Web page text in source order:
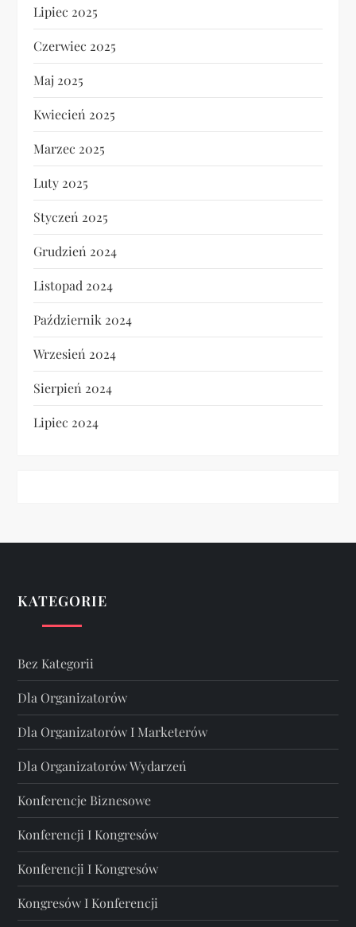
Lipiec 2025
Czerwiec 2025
Maj 2025
Kwiecień 2025
Marzec 2025
Luty 2025
Styczeń 2025
Grudzień 2024
Listopad 2024
Październik 2024
Wrzesień 2024
Sierpień 2024
Lipiec 2024
KATEGORIE
Bez Kategorii
Dla Organizatorów
Dla Organizatorów I Marketerów
Dla Organizatorów Wydarzeń
Konferencje Biznesowe
Konferencji I Kongresów
Konferencji I Kongresów
Kongresów I Konferencji